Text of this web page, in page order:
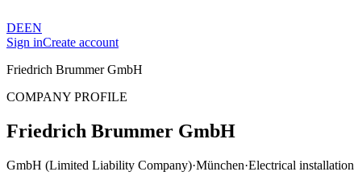
DEEN
Sign inCreate account
Friedrich Brummer GmbH
COMPANY PROFILE
Friedrich Brummer GmbH
GmbH (Limited Liability Company)·München·Electrical installation